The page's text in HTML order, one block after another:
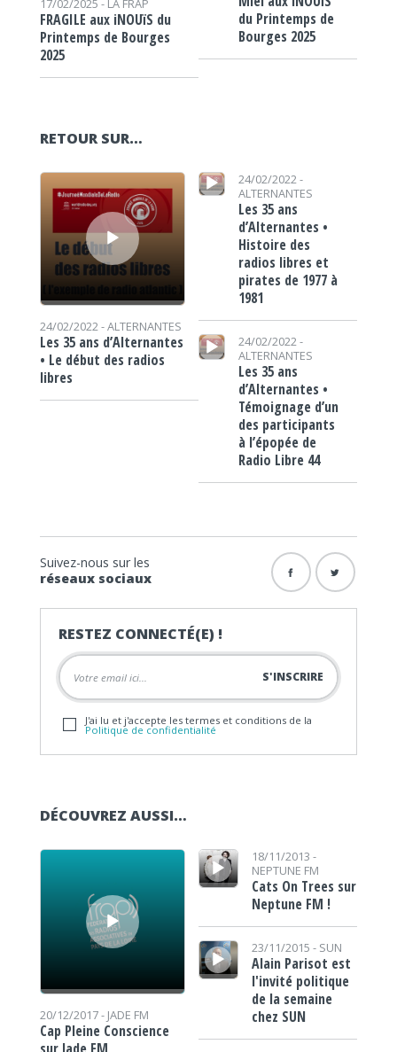
FRAGILE aux iNOUïS du
Printemps de Bourges
2025
du Printemps de
Bourges 2025
RETOUR SUR…
Lecteur audio
24/02/2022 -ALTERNANTES
Les 35 ans d’Alternantes
• Le début des radios
libres
Lecteur audio
24/02/2022 -
ALTERNANTES
Les 35 ans
d’Alternantes •
Histoire des
radios libres et
pirates de 1977 à
1981
Lecteur audio
24/02/2022 -
ALTERNANTES
Les 35 ans
d’Alternantes •
Témoignage d’un
des participants
à l’épopée de
Radio Libre 44
Suivez-nous sur les
réseaux sociaux
RESTEZ CONNECTÉ(E) !
J'ai lu et j'accepte les termes et conditions de la
Politique de confidentialité
DÉCOUVREZ AUSSI…
Lecteur audio
20/12/2017 - JADE FM
Cap Pleine Conscience
Lecteur audio18/11/2013 -
NEPTUNE FM
Cats On Trees sur
Neptune FM !
Lecteur audio
23/11/2015 - SUN
Alain Parisot est
l'invité politique
de la semaine
chez SUN